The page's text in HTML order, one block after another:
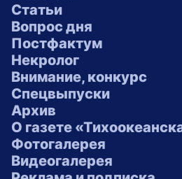
Статьи
Вопрос дня
Постфактум
Некролог
Внимание, конкурс
Спецвыпуски
Архив
О газете
Фотогалерея
Видеогалерея